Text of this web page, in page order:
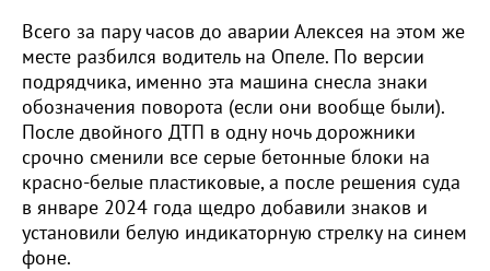
Всего за пару часов до аварии Алексея на этом же
месте разбился водитель на Опеле. По версии
подрядчика, именно эта машина снесла знаки
обозначения поворота (если они вообще были).
После двойного ДТП в одну ночь дорожники
срочно сменили все серые бетонные блоки на
красно-белые пластиковые, а после решения суда
в январе 2024 года щедро добавили знаков и
установили белую индикаторную стрелку на синем
фоне.